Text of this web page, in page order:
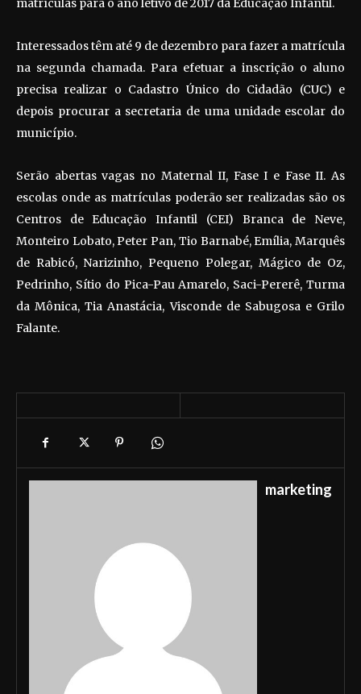
matrículas para o ano letivo de 2017 da Educação Infantil.
Interessados têm até 9 de dezembro para fazer a matrícula
na segunda chamada. Para efetuar a inscrição o aluno
precisa realizar o Cadastro Único do Cidadão (CUC) e
depois procurar a secretaria de uma unidade escolar do
município.
Serão abertas vagas no Maternal II, Fase I e Fase II. As
escolas onde as matrículas poderão ser realizadas são os
Centros de Educação Infantil (CEI) Branca de Neve,
Monteiro Lobato, Peter Pan, Tio Barnabé, Emília, Marquês
de Rabicó, Narizinho, Pequeno Polegar, Mágico de Oz,
Pedrinho, Sítio do Pica-Pau Amarelo, Saci-Pererê, Turma
da Mônica, Tia Anastácia, Visconde de Sabugosa e Grilo
Falante.
marketing